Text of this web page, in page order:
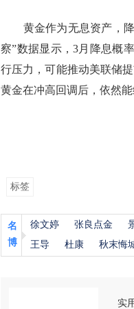
黄金作为无息资产，降
察”数据显示，3月降息概
行压力，可能推动美联储
黄金在冲高回调后，依然能
标签
名
博
徐文婷 张良点金
王导
杜康 秋末悔
实